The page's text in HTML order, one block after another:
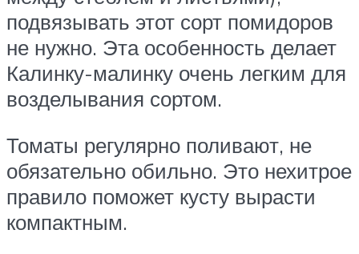
подвязывать этот сорт помидоров
не нужно. Эта особенность делает
Калинку-малинку очень легким для
возделывания сортом.
Томаты регулярно поливают, не
обязательно обильно. Это нехитрое
правило поможет кусту вырасти
компактным.